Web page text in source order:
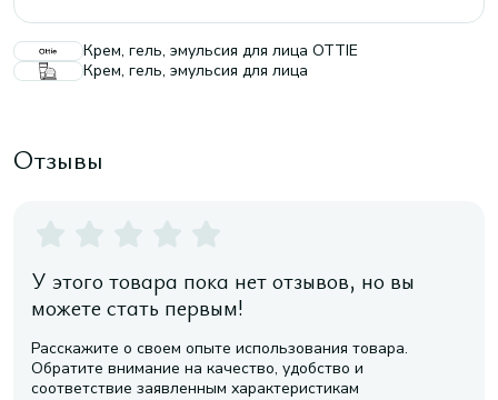
Крем, гель, эмульсия для лица OTTIE
Крем, гель, эмульсия для лица
Отзывы
У этого товара пока нет отзывов, но вы
можете стать первым!
Расскажите о своем опыте использования товара.
Обратите внимание на качество, удобство и
соответствие заявленным характеристикам